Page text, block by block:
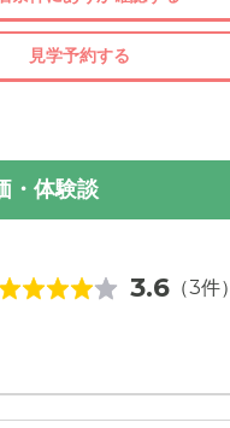
見学予約する
・体験談
3.6 （3件）